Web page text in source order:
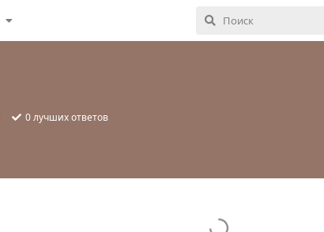
0лучших ответов